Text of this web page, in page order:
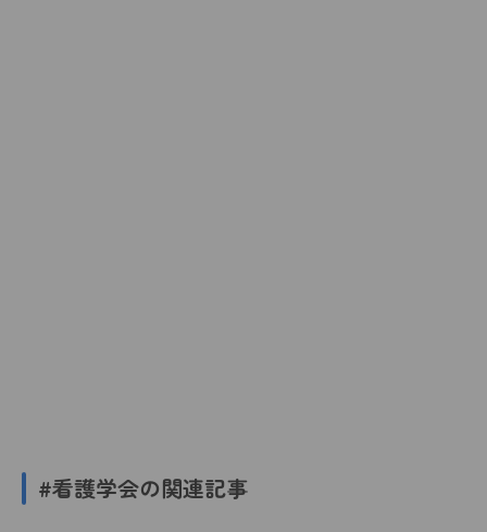
#看護学会の関連記事